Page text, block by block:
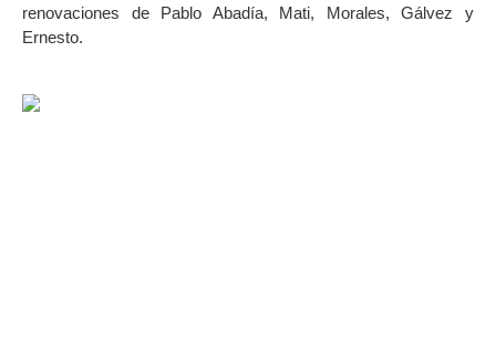
renovaciones de Pablo Abadía, Mati, Morales, Gálvez y
Ernesto.